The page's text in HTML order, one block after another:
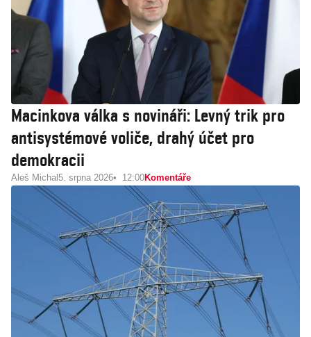
Macinkova válka s novináři: Levný trik pro
antisystémové voliče, drahý účet pro
demokracii
Aleš Michal 5. srpna 2026 12:00Komentáře